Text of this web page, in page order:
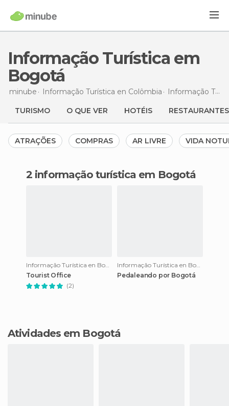
Informação Turística em
Bogotá
minube Informação Turística en Colômbia Informação Turística en
TURISMO O QUE VER HOTÉIS RESTAURANTES
ATRAÇÕES COMPRAS AR LIVRE VIDA
2 informação turística em Bogotá
Informação Turística en Bogotá
Tourist Office
(2)
Informação Turística en Bogotá
Pedaleando por Bogotá
Atividades em Bogotá